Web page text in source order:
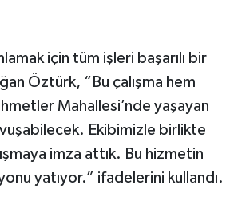
için tüm işleri başarılı bir
Öztürk, “Bu çalışma hem
Mahallesi’nde yaşayan
Ekibimizle birlikte
imza attık. Bu hizmetin
yatıyor.” ifadelerini kullandı.